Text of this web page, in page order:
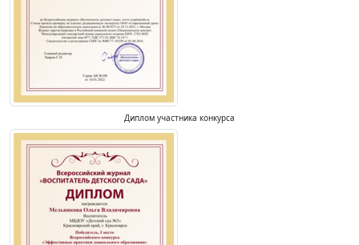
Диплом участника конкурса